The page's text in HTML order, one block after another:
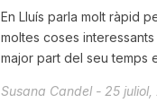
En Lluís parla molt ràpid
moltes coses
major part del seu temps
Susana Candel - 25 juliol,